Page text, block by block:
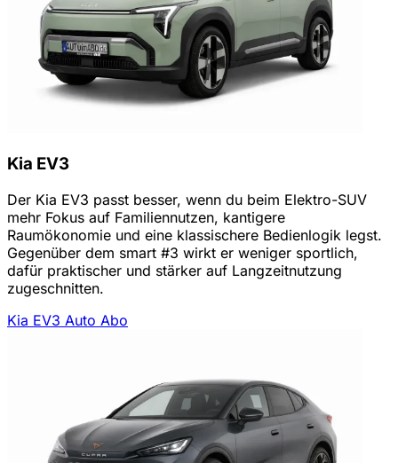
Kia EV3
Der Kia EV3 passt besser, wenn du beim Elektro-SUV
mehr Fokus auf Familiennutzen, kantigere
Raumökonomie und eine klassischere Bedienlogik legst.
Gegenüber dem smart #3 wirkt er weniger sportlich,
dafür praktischer und stärker auf Langzeitnutzung
zugeschnitten.
Kia EV3 Auto Abo